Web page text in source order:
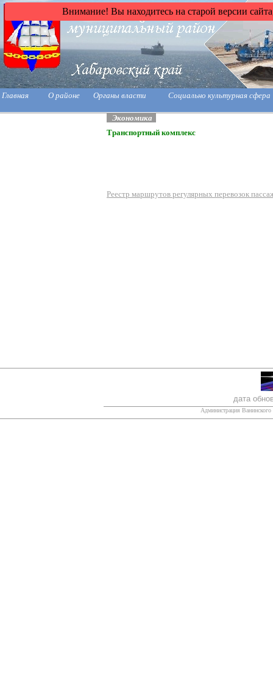
Внимание! Вы находитесь на старой версии
Главная О районе Органы власти Социально культурная сфера
Экономика
Транспортный комплекс
Реестр маршрутов регулярных перевозок
дата
Администрация